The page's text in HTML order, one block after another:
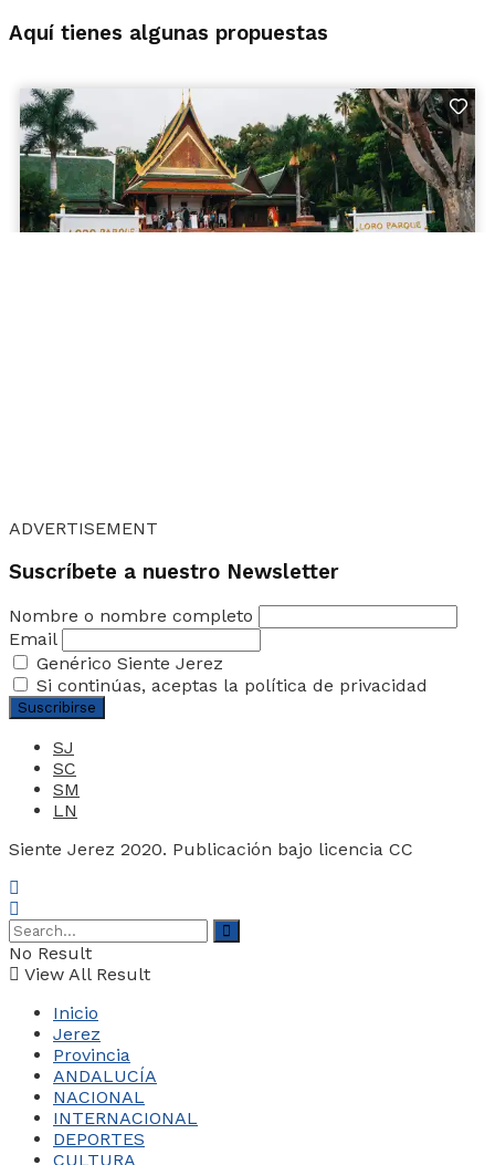
Aquí tienes algunas propuestas
ADVERTISEMENT
Suscríbete a nuestro Newsletter
Nombre o nombre completo
Email
Genérico Siente Jerez
Si continúas, aceptas la política de privacidad
SJ
SC
SM
LN
Siente Jerez 2020. Publicación bajo licencia CC
No Result
View All Result
Inicio
Jerez
Provincia
ANDALUCÍA
NACIONAL
INTERNACIONAL
DEPORTES
CULTURA